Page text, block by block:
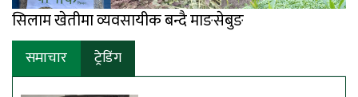
सिलाम खेतीमा व्यवसायीक बन्दै माङसेबुङ
समाचार ट्रेडिंग